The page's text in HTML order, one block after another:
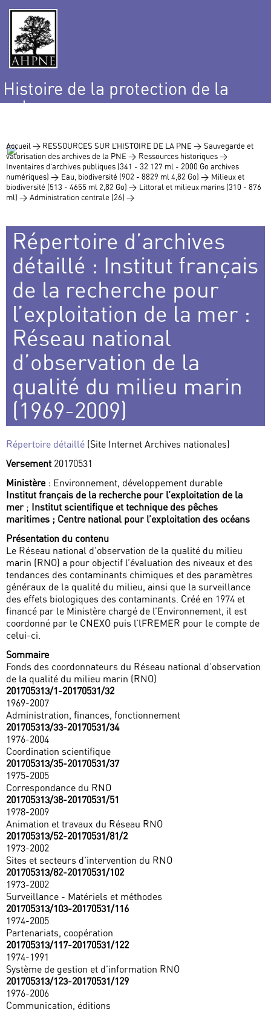
Histoire de la protection de la
nature
Accueil > RESSOURCES SUR L’HISTOIRE DE LA PNE > Sauvegarde et
valorisation des archives de la PNE > Ressources historiques >
Inventaires d’archives publiques (341 - 32 127 ml - 2000 Go archives
numériques) > Eau, biodiversité (902 - 8829 ml 4,82 Go) > Milieux et
biodiversité (513 - 4655 ml 2,82 Go) > Littoral et milieux marins (310 - 876
ml) > Administration centrale (26) >
Répertoire d’archives
détaillé : Institut français
de la recherche pour
l’exploitation de la mer :
Réseau national
d’observation de la
qualité du milieu marin
(1969-2009)
Répertoire détaillé (Site Internet Archives nationales)
Versement 20170531
Ministère: Environnement, développement durable
Institut français de la recherche pour l’exploitation de la
mer; Institut scientifique et technique des pêches
maritimes ; Centre national pour l’exploitation des océans
Présentation du contenu
Le Réseau national d’observation de la qualité du milieu
marin (RNO) a pour objectif l’évaluation des niveaux et des
tendances des contaminants chimiques et des paramètres
généraux de la qualité du milieu, ainsi que la surveillance
des effets biologiques des contaminants. Créé en 1974 et
financé par le Ministère chargé de l’Environnement, il est
coordonné par le CNEXO puis l’lFREMER pour le compte de
celui-ci.
Sommaire
Fonds des coordonnateurs du Réseau national d’observation
de la qualité du milieu marin (RNO)
201705313/1-20170531/32
1969-2007
Administration, finances, fonctionnement
201705313/33-20170531/34
1976-2004
Coordination scientifique
201705313/35-20170531/37
1975-2005
Correspondance du RNO
201705313/38-20170531/51
1978-2009
Animation et travaux du Réseau RNO
201705313/52-20170531/81/2
1973-2002
Sites et secteurs d’intervention du RNO
201705313/82-20170531/102
1973-2002
Surveillance - Matériels et méthodes
201705313/103-20170531/116
1974-2005
Partenariats, coopération
201705313/117-20170531/122
1974-1991
Système de gestion et d’information RNO
201705313/123-20170531/129
1976-2006
Communication, éditions